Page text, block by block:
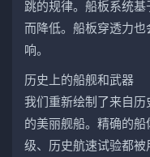
跳的规律。船板系统
而降低。船板穿透力
响。
历史上的船舰和武器
我们重新绘制了来自
的美丽舰船。精确的
级、历史航速试验都被